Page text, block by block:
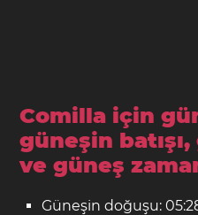
Comilla için
güneşin
ve güneş
Güneşin doğuşu: